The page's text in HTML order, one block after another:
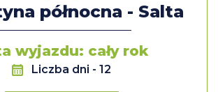
północna - Salta
wyjazdu: cały rok
Liczba dni - 12